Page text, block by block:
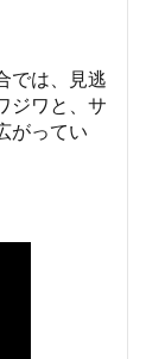
では、見逃
ジワと、サ
がってい